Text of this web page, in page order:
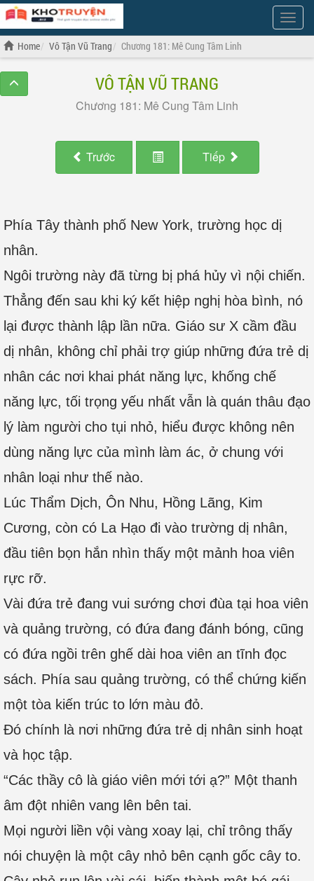
Show
Menu
Home Vô Tận Vũ Trang Chương 181: Mê Cung Tâm Linh
VÔ TẬN VŨ TRANG
Chương 181: Mê Cung Tâm Linh
Trước Tiếp
Phía Tây thành phố New York, trường học dị
nhân.
Ngôi trường này đã từng bị phá hủy vì nội chiến.
Thẳng đến sau khi ký kết hiệp nghị hòa bình, nó
lại được thành lập lần nữa. Giáo sư X cầm đầu
dị nhân, không chỉ phải trợ giúp những đứa trẻ dị
nhân các nơi khai phát năng lực, khống chế
năng lực, tối trọng yếu nhất vẫn là quán thâu đạo
lý làm người cho tụi nhỏ, hiểu được không nên
dùng năng lực của mình làm ác, ở chung với
nhân loại như thế nào.
Lúc Thẩm Dịch, Ôn Nhu, Hồng Lãng, Kim
Cương, còn có La Hạo đi vào trường dị nhân,
đầu tiên bọn hắn nhìn thấy một mảnh hoa viên
rực rỡ.
Vài đứa trẻ đang vui sướng chơi đùa tại hoa viên
và quảng trường, có đứa đang đánh bóng, cũng
có đứa ngồi trên ghế dài hoa viên an tĩnh đọc
sách. Phía sau quảng trường, có thể chứng kiến
một tòa kiến trúc to lớn màu đỏ.
Đó chính là nơi những đứa trẻ dị nhân sinh hoạt
và học tập.
“Các thầy cô là giáo viên mới tới ạ?” Một thanh
âm đột nhiên vang lên bên tai.
Mọi người liền vội vàng xoay lại, chỉ trông thấy
nói chuyện là một cây nhỏ bên cạnh gốc cây to.